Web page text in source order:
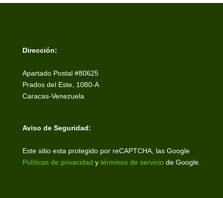
Dirección:
Apartado Postal #80625
Prados del Este, 1080-A
Caracas-Venezuela
Aviso de Seguridad:
Este sitio esta protegido por reCAPTCHA, las Google
Políticas de privacidad y términos de servicio de Google.